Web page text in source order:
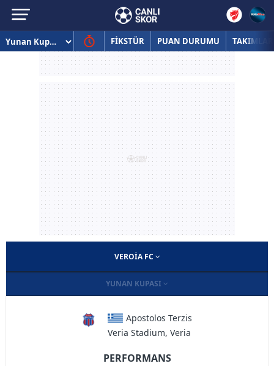
FİKSTÜR PUAN DURUMU TAKIMLAR
VEROIA FC
YUNAN KUPASI
Apostolos Terzis
Veria Stadium, Veria
PERFORMANS